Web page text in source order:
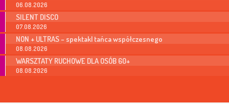
06.08.2026
SILENT DISCO
07.08.2026
NON + ULTRAS – spektakl tańca współczesnego
08.08.2026
WARSZTATY RUCHOWE DLA OSÓB 60+
08.08.2026